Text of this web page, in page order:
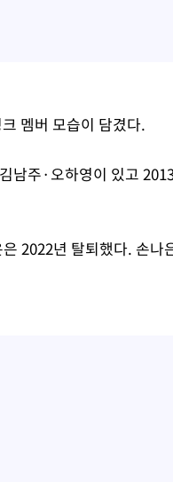
멤버 모습이 담겼다.
남주·오하영이 있고
2022년 탈퇴했다. 손나